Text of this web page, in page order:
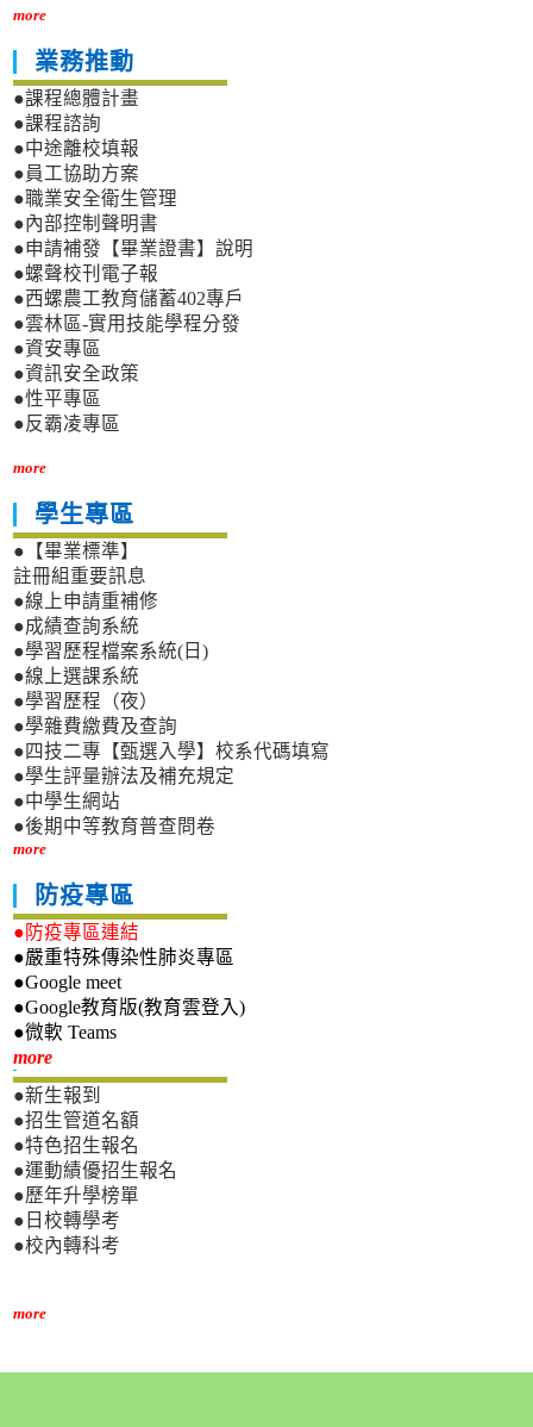
more
業務推動
●課程總體計畫
●課程諮詢
●中途離校填報
●員工協助方案
●職業安全衛生管理
●內部控制聲明書
●申請補發【畢業證書】說明
●螺聲校刊電子報
●西螺農工教育儲蓄402專戶
●雲林區-實用技能學程分發
●資安專區
●資訊安全政策
●性平專區
●反霸凌專區
more
學生專區
●【畢業標準】
註冊組重要訊息
●線上申請重補修
●成績查詢系統
●學習歷程檔案系統(日)
●線上選課系統
●學習歷程（夜）
●學雜費繳費及查詢
●四技二專【甄選入學】校系代碼填寫
●學生評量辦法及補充規定
●中學生網站
●後期中等教育普查問卷
more
防疫專區
●防疫專區連結
●嚴重特殊傳染性肺炎專區
●Google meet
●Google教育版(教育雲登入)
●微軟 Teams
more新生專區
●新生報到
●招生管道名額
●特色招生報名
●運動績優招生報名
●歷年升學榜單
●日校轉學考
●校內轉科考
more